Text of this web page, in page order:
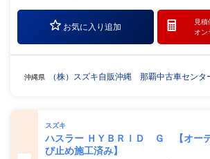
お気に入り追加
見積
オン
沖縄県 （株）スズキ自販沖縄 那覇中古車センタ
スズキ
ハスラー ＨＹＢＲＩＤ Ｇ 【オー
び止め施工済み】